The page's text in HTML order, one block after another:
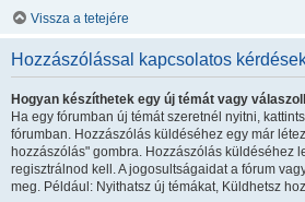
Vissza a tetejére
Hozzászólással kapcsolatos
Hogyan készíthetek egy új témát vagy
Ha egy fórumban új témát szeretnél nyitni,
fórumban. Hozzászólás küldéséhez egy már
hozzászólás" gombra. Hozzászólás küldéséhez
regisztrálnod kell. A jogosultságaidat a fórum
meg. Például: Nyithatsz új témákat, Küldhetsz